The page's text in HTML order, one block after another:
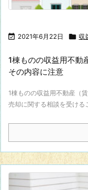
 2021年6月22日  収
1棟ものの収益用不動
その内容に注意
1棟ものの収益用不動産（
売却に関する相談を受ける